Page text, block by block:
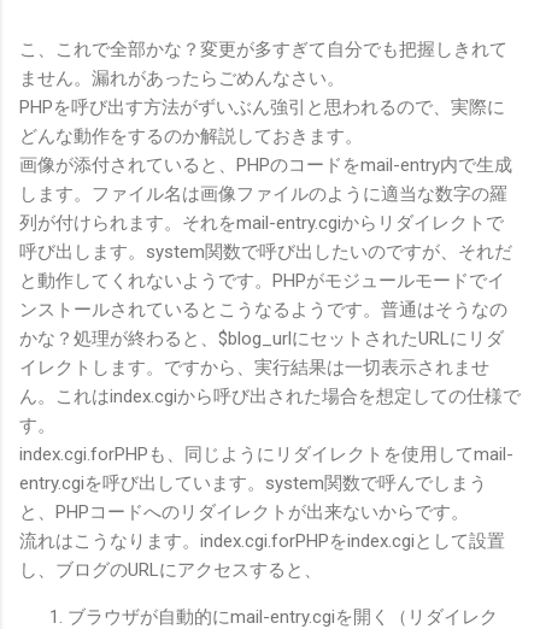
こ、これで全部かな？変更が多すぎて自分でも把握しきれて
ません。漏れがあったらごめんなさい。
PHPを呼び出す方法がずいぶん強引と思われるので、実際に
どんな動作をするのか解説しておきます。
画像が添付されていると、PHPのコードをmail-entry内で生成
します。ファイル名は画像ファイルのように適当な数字の羅
列が付けられます。それをmail-entry.cgiからリダイレクトで
呼び出します。system関数で呼び出したいのですが、それだ
と動作してくれないようです。PHPがモジュールモードでイ
ンストールされているとこうなるようです。普通はそうなの
かな？処理が終わると、$blog_urlにセットされたURLにリダ
イレクトします。ですから、実行結果は一切表示されませ
ん。これはindex.cgiから呼び出された場合を想定しての仕様で
す。
index.cgi.forPHPも、同じようにリダイレクトを使用してmail-
entry.cgiを呼び出しています。system関数で呼んでしまう
と、PHPコードへのリダイレクトが出来ないからです。
流れはこうなります。index.cgi.forPHPをindex.cgiとして設置
し、ブログのURLにアクセスすると、
ブラウザが自動的にmail-entry.cgiを開く（リダイレク